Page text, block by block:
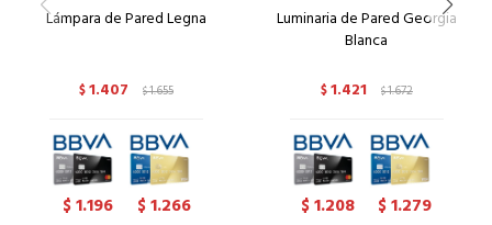
Lámpara de Pared Legna
$1.407 $1.655
$1.196 $1.266
Luminaria de Pared Georgia
Blanca
$1.421 $1.672
$1.208 $1.279